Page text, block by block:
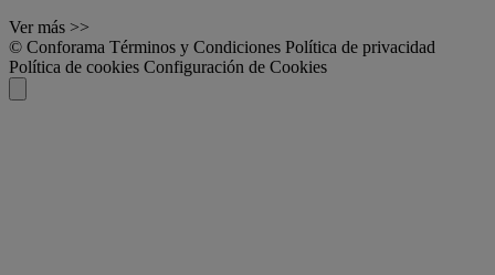
Ver más >>
© Conforama Términos y Condiciones Política de privacidad
Política de cookies Configuración de Cookies